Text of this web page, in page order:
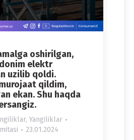
oshirilgan,
elektr
uzilib qoldi.
qildim,
ekan. Shu haqda
, Yangiliklar
23.01.2024